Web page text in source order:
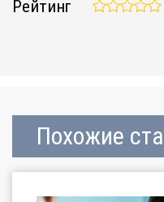
Рейтинг
Похожие